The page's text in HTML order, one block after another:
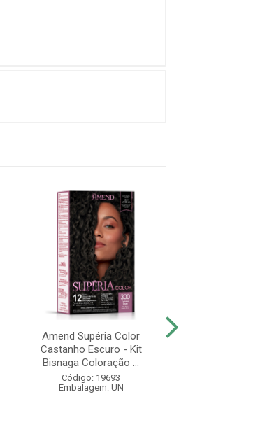
Amend Supéria Color
Castanho Escuro - Kit
Bisnaga Coloração ...
Código: 19693
Embalagem: UN